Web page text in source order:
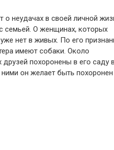
о неудачах в своей личной
семьей. О женщинах, которых
нет в живых. По его
имеют собаки. Около
друзей похоронены в его саду
он желает быть